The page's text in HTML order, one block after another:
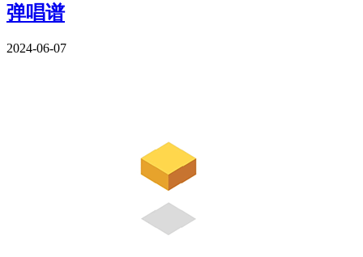
弹唱谱
2024-06-07